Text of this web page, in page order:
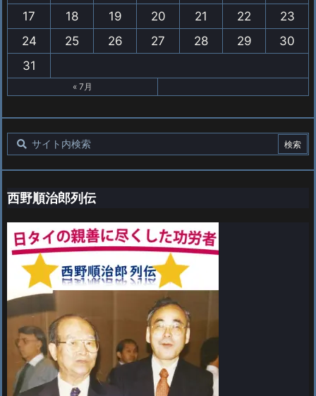
17
18 19 20 21 22
23
24
25 26 27 28 29
30
31
« 7月
西野順治郎列伝